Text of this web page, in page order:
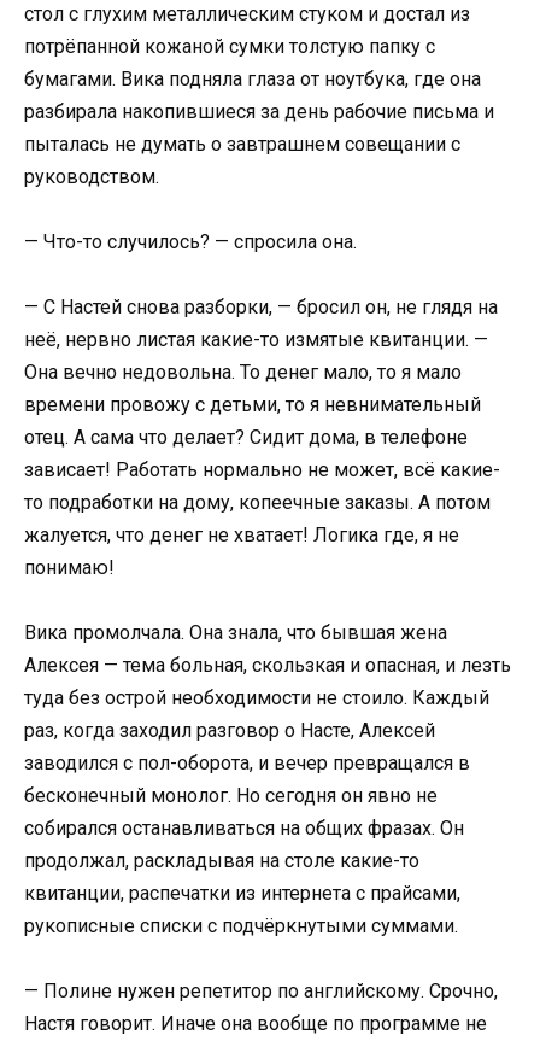
стол с глухим металлическим стуком и достал из
потрёпанной кожаной сумки толстую папку с
бумагами. Вика подняла глаза от ноутбука, где она
разбирала накопившиеся за день рабочие письма и
пыталась не думать о завтрашнем совещании с
руководством.
— Что-то случилось? — спросила она.
— С Настей снова разборки, — бросил он, не глядя на
неё, нервно листая какие-то измятые квитанции. —
Она вечно недовольна. То денег мало, то я мало
времени провожу с детьми, то я невнимательный
отец. А сама что делает? Сидит дома, в телефоне
зависает! Работать нормально не может, всё какие-
то подработки на дому, копеечные заказы. А потом
жалуется, что денег не хватает! Логика где, я не
понимаю!
Вика промолчала. Она знала, что бывшая жена
Алексея — тема больная, скользкая и опасная, и лезть
туда без острой необходимости не стоило. Каждый
раз, когда заходил разговор о Насте, Алексей
заводился с пол-оборота, и вечер превращался в
бесконечный монолог. Но сегодня он явно не
собирался останавливаться на общих фразах. Он
продолжал, раскладывая на столе какие-то
квитанции, распечатки из интернета с прайсами,
рукописные списки с подчёркнутыми суммами.
— Полине нужен репетитор по английскому. Срочно,
Настя говорит. Иначе она вообще по программе не